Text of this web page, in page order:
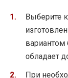
Выберите
вариантом
обладает
При